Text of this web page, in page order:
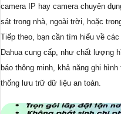
camera IP hay camera chuyên
sát trong nhà, ngoài trời, hoặc
Tiếp theo, bạn cần tìm hiểu về
Dahua cung cấp, như chất lượng
báo thông minh, khả năng ghi
thống lưu trữ dữ liệu an toàn.